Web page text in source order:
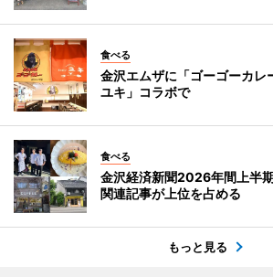
食べる
金沢エムザに「ゴーゴーカ
ユキ」コラボで
食べる
金沢経済新聞2026年間上半
関連記事が上位を占める
もっと見る